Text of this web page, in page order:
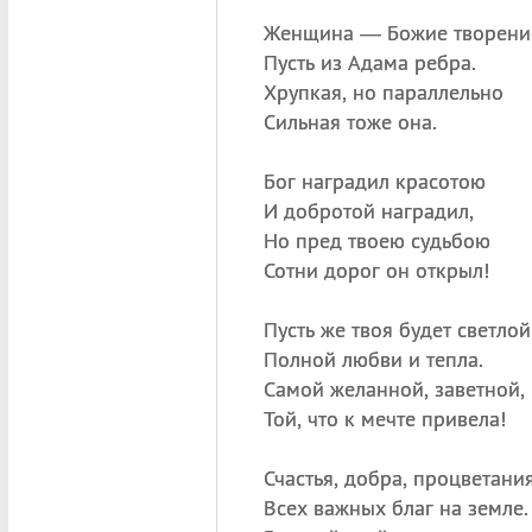
Женщина — Божие
Пусть из Адама ребра.
Хрупкая, но параллельно
Сильная тоже она.
Бог наградил красотою
И добротой наградил,
Но пред твоею судьбою
Сотни дорог он открыл!
Пусть же твоя будет
Полной любви и тепла.
Самой желанной, заветной,
Той, что к мечте привела!
Счастья, добра,
Всех важных благ на земле.